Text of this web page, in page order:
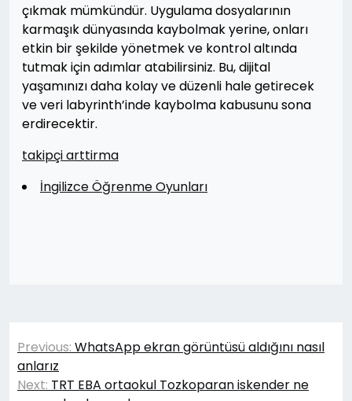
çıkmak mümkündür. Uygulama dosyalarının
karmaşık dünyasında kaybolmak yerine, onları
etkin bir şekilde yönetmek ve kontrol altında
tutmak için adımlar atabilirsiniz. Bu, dijital
yaşamınızı daha kolay ve düzenli hale getirecek
ve veri labyrinth’inde kaybolma kabusunu sona
erdirecektir.
takipçi arttirma
İngilizce Öğrenme Oyunları
Yazı
gezinmesi
Previous: WhatsApp ekran görüntüsü aldığını nasıl
anlarız
Next: TRT EBA ortaokul Tozkoparan iskender ne